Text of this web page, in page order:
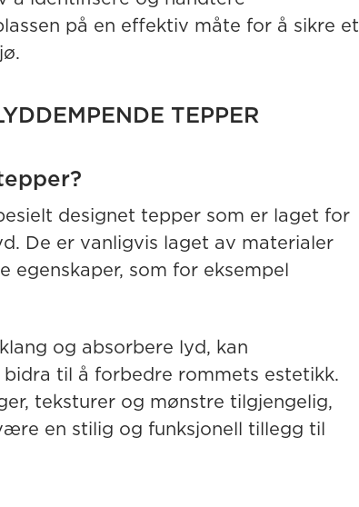
på en effektiv måte for å sikre et
TEPPER
designet tepper som er laget for
De er vanligvis laget av materialer
egenskaper, som for eksempel
og absorbere lyd, kan
til å forbedre rommets estetikk.
teksturer og mønstre tilgjengelig,
en stilig og funksjonell tillegg til